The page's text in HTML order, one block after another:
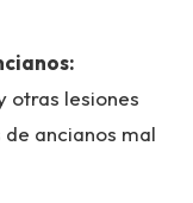
otras lesiones
ancianos mal